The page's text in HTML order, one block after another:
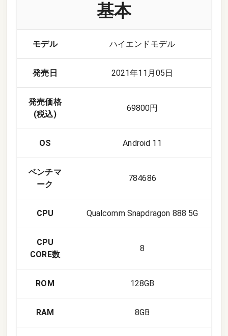
基本
モデル ハイエンドモデル
発売日 2021年11月05日
発売価格
(税込)
69800円
OS Android 11
ベンチマ
ーク
784686
CPU Qualcomm Snapdragon 888 5G
CPU
CORE数
8
ROM 128GB
RAM 8GB